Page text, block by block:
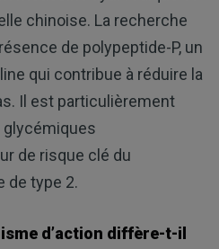
chinoise. La recherche
de polypeptide-P, un
qui contribue à réduire la
Il est particulièrement
glycémiques
de risque clé du
de type 2.
d’action diffère-t-il